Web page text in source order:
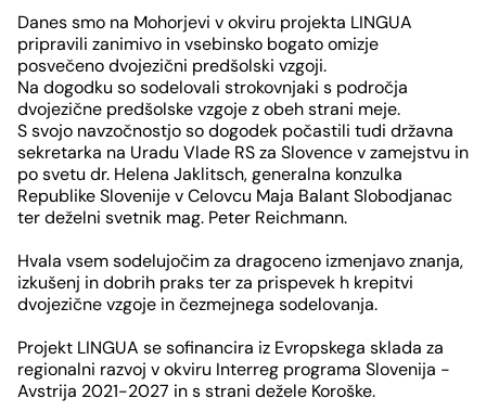
1
von
4
Danes smo na Mohorjevi v okviru projekta LINGUA
pripravili zanimivo in vsebinsko bogato omizje
posvečeno dvojezični predšolski vzgoji.
Na dogodku so sodelovali strokovnjaki s področja
dvojezične predšolske vzgoje z obeh strani meje.
S svojo navzočnostjo so dogodek počastili tudi državna
sekretarka na Uradu Vlade RS za Slovence v zamejstvu in
po svetu dr. Helena Jaklitsch, generalna konzulka
Republike Slovenije v Celovcu Maja Balant Slobodjanac
ter deželni svetnik mag. Peter Reichmann.
Hvala vsem sodelujočim za dragoceno izmenjavo znanja,
izkušenj in dobrih praks ter za prispevek h krepitvi
dvojezične vzgoje in čezmejnega sodelovanja.
Projekt LINGUA se sofinancira iz Evropskega sklada za
regionalni razvoj v okviru Interreg programa Slovenija -
Avstrija 2021-2027 in s strani dežele Koroške.